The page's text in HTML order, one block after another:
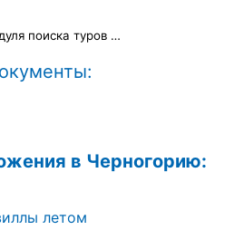
поиска туров …
в Черногорию:
летом